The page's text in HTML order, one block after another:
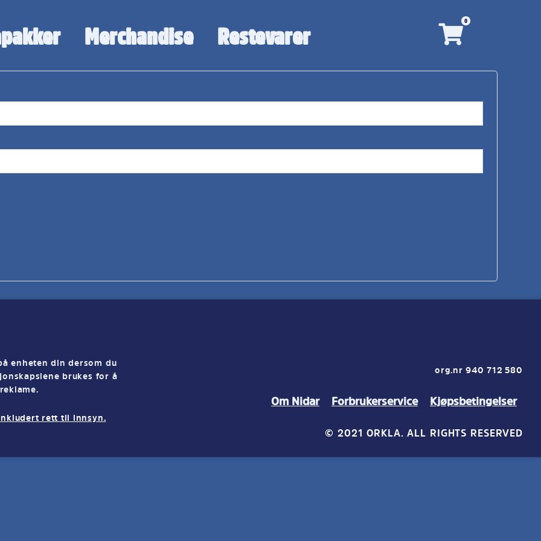
Merchandise Restevarer 0
enheten din dersom du
brukes for å
rett til innsyn.
org.nr 940 712 580
Om Nidar Forbrukerservice Kjøpsbetingelser
© 2021 ORKLA. ALL RIGHTS RESERVED